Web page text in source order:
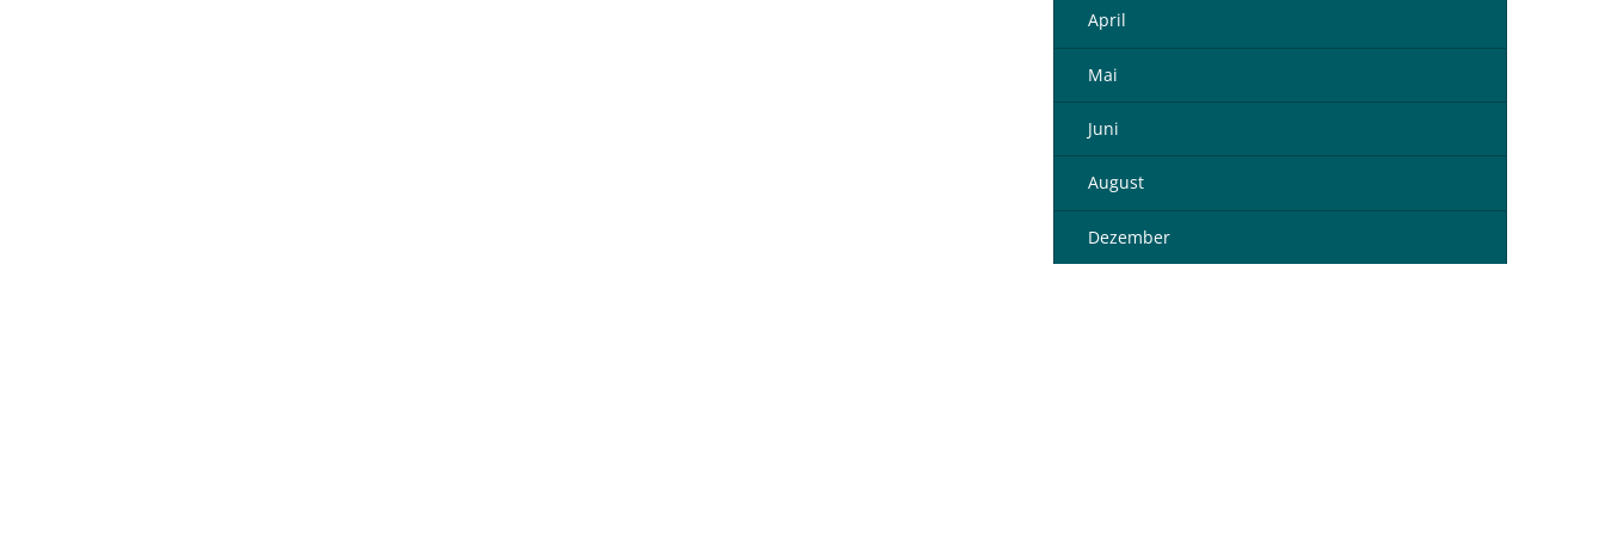
April
Mai
Juni
August
Dezember